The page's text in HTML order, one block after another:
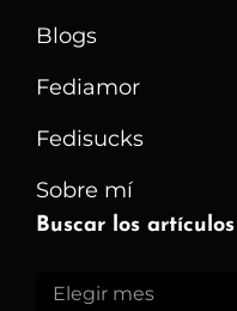
Blogs
Fediamor
Fedisucks
Sobre mí
Buscar los
Buscar